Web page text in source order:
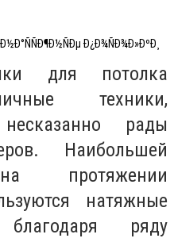
Ð¿Ð¾ÑÐ¾Ð»ÐºÐ¸
для потолка
техники,
рады
Наибольшей
протяжении
натяжные
ряду